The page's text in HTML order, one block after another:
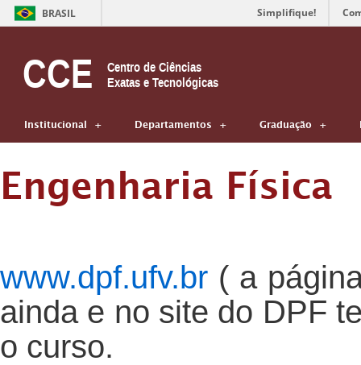
BRASIL Simplifique!
CCE
Centro de Ciências
Exatas e Tecnológicas
Institucional Departamentos Graduação
Engenharia Física
www.dpf.ufv.br ( a
ainda e no site do DPF
o curso.